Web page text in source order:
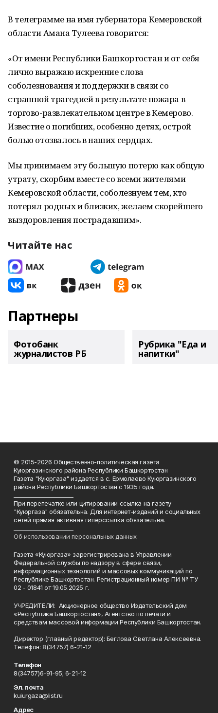
В телеграмме на имя губернатора Кемеровской
области Амана Тулеева говорится:
«От имени Республики Башкортостан и от себя
лично выражаю искренние слова
соболезнования и поддержки в связи со
страшной трагедией в результате пожара в
торгово-развлекательном центре в Кемерово.
Известие о погибших, особенно детях, острой
болью отозвалось в наших сердцах.
Мы принимаем эту большую потерю как общую
утрату, скорбим вместе со всеми жителями
Кемеровской области, соболезнуем тем, кто
потерял родных и близких, желаем скорейшего
выздоровления пострадавшим».
Читайте нас
Партнеры
Фотобанк
журналистов РБ
Рубрика "Еда и
напитки"
© 2015-2026 Общественно-политическая газета
Куюргазинского района Республики Башкортостан
Газета "Куюргаза" издается в с. Ермолаево Куюргазинского
района Республики Башкортостан с 1935 года.
При перепечатке или цитировании ссылка на газету
"Куюргаза" обязательна. Для интернет-изданий и социальных
сетей прямая активная гиперссылка обязательна.
Об использовании персональных данных
Газета «Куюргаза» зарегистрирована в Управлении
Федеральной службы по надзору в сфере связи,
информационных технологий и массовых коммуникаций по
Республике Башкортостан. Регистрационный номер ПИ № ТУ
02 - 01841 от 19.05.2025 г.
УЧРЕДИТЕЛИ: Акционерное общество Издательский дом
«Республика Башкортостан», Агентство по печати и
средствам массовой информации Республики Башкортостан.
----------------------------------
Директор (главный редактор): Беглова Светлана Алексеевна.
Телефон: 8(34757) 6-21-12
Телефон
8(34757)6-91-95; 6-21-12
Эл. почта
kuiurgaza@list.ru
Адрес